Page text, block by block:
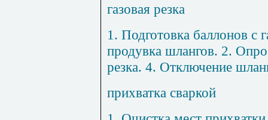
газовая резка
1 . Подготовка баллонов с
продувка шлангов. 2. Оп
резка. 4. Отключение шла
прихватка сваркой